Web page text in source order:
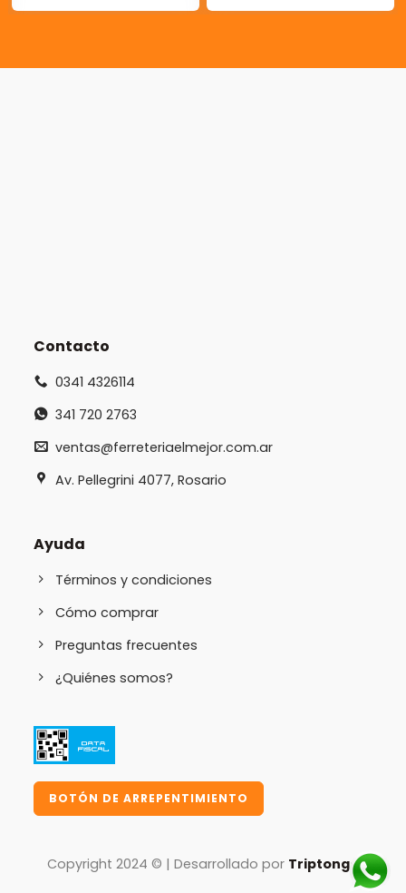
Contacto
0341 4326114
341 720 2763
ventas@ferreteriaelmejor.com.ar
Av. Pellegrini 4077, Rosario
Ayuda
Términos y condiciones
Cómo comprar
Preguntas frecuentes
¿Quiénes somos?
BOTÓN DE ARREPENTIMIENTO
Copyright 2024 © | Desarrollado por Triptongo